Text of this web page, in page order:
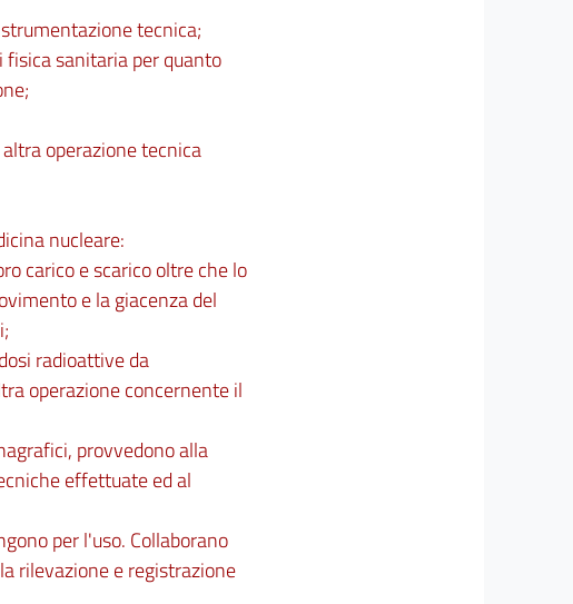
tecnica;
fisica sanitaria per quanto
operazione tecnica
nucleare:
carico e scarico oltre che lo
e la giacenza del
radioattive da
operazione concernente il
provvedono alla
effettuate ed al
per l'uso. Collaborano
rilevazione e registrazione